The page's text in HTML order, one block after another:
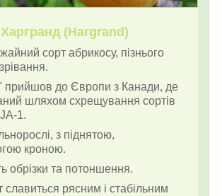
(Hargrand)
сорт абрикосу, пізнього
прийшов до Європи з Канади, де
шляхом схрещування сортів
1.
з піднятою,
кроною.
обрізки та потоншення.
славиться рясним і стабільним